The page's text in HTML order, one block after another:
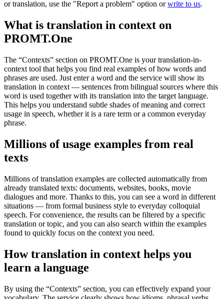
or translation, use the "Report a problem" option orwrite to us.
What is translation in context on
PROMT.One
The “Contexts” section on PROMT.One is your translation-in-
context tool that helps you find real examples of how words and
phrases are used. Just enter a word and the service will show its
translation in context — sentences from bilingual sources where this
word is used together with its translation into the target language.
This helps you understand subtle shades of meaning and correct
usage in speech, whether it is a rare term or a common everyday
phrase.
Millions of usage examples from real
texts
Millions of translation examples are collected automatically from
already translated texts: documents, websites, books, movie
dialogues and more. Thanks to this, you can see a word in different
situations — from formal business style to everyday colloquial
speech. For convenience, the results can be filtered by a specific
translation or topic, and you can also search within the examples
found to quickly focus on the context you need.
How translation in context helps you
learn a language
By using the “Contexts” section, you can effectively expand your